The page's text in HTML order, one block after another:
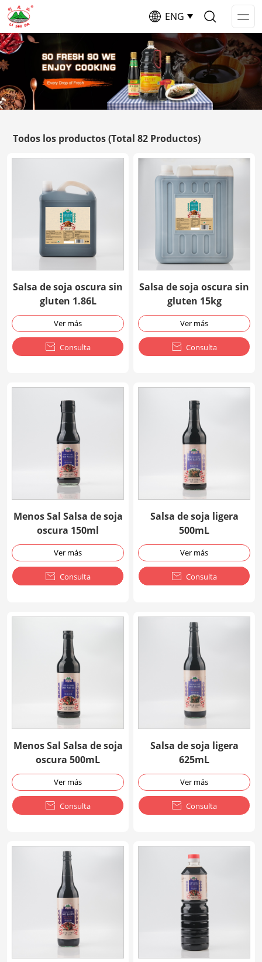
ENG
Todos los productos(Total 82 Productos)
Salsa de soja oscura sin
gluten 1.86L
Ver más
 Consulta
Salsa de soja oscura sin
gluten 15kg
Ver más
 Consulta
Menos Sal Salsa de soja
oscura 150ml
Ver más
 Consulta
Salsa de soja ligera
500mL
Ver más
 Consulta
Menos Sal Salsa de soja
oscura 500mL
Ver más
 Consulta
Salsa de soja ligera
625mL
Ver más
 Consulta